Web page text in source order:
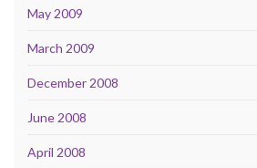
May 2009
March 2009
December 2008
June 2008
April 2008